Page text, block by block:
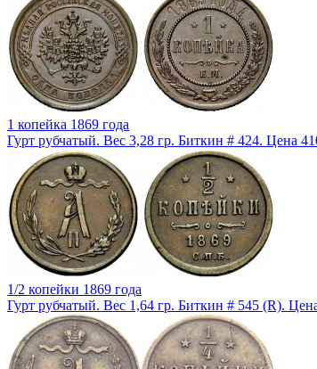
1 копейка 1869 года
Гурт рубчатый. Вес 3,28 гр. Биткин # 424. Цена
1/2 копейки 1869 года
Гурт рубчатый. Вес 1,64 гр. Биткин # 545 (R).